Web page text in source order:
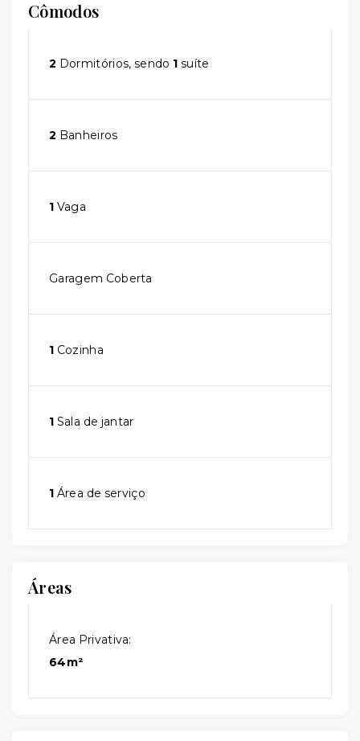
Cômodos
2 Dormitórios, sendo 1 suíte
2 Banheiros
1 Vaga
Garagem Coberta
1 Cozinha
1 Sala de jantar
1 Área de serviço
Áreas
Área Privativa:
64m²